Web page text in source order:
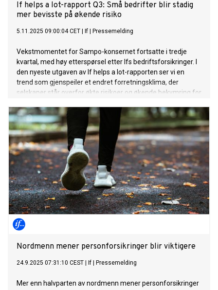
If helps a lot-rapport Q3: Små bedrifter blir stadig
mer bevisste på økende risiko
5.11.2025 09:00:04 CET If Pressemelding
Vekstmomentet for Sampo-konsernet fortsatte i tredje
kvartal, med høy etterspørsel etter Ifs bedriftsforsikringer. I
den nyeste utgaven av If helps a lot-rapporten ser vi en
trend som gjenspeiler et endret forretningsklima, der
selskaper står overfor økte risikoer og økende bekymring for
Nordmenn mener personforsikringer blir viktigere
24.9.2025 07:31:10 CEST If Pressemelding
Mer enn halvparten av nordmenn mener personforsikringer